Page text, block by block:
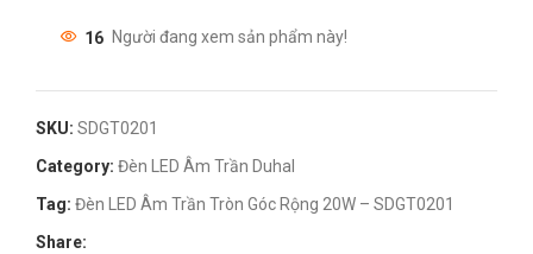
16 Người đang xem sản phẩm này!
SKU: SDGT0201
Category: Đèn LED Âm Trần Duhal
Tag: Đèn LED Âm Trần Tròn Góc Rộng 20W – SDGT0201
Share: